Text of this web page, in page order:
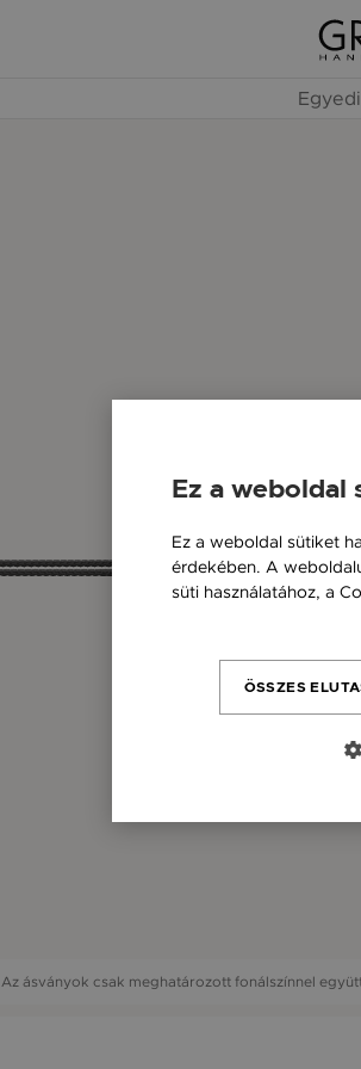
Az ásványok csak meghatározott fonálszínnel
Ez a weboldal
Ez a weboldal sütiket
érdekében. A
süti használatához, a
ÖSSZES